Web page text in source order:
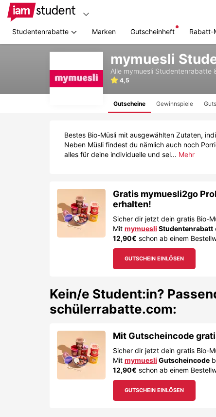
Studentenrabatte Marken Gutscheinheft Rabatt-
mymuesli
Alle mymuesli Studentenrabatte
4,5
Gutscheine Gewinnspiele
Bestes Bio-Müsli mit ausgewählten Zutaten,
Neben Müsli findest du nämlich auch noch
alles für deine individuelle und sel... Mehr
Gratis mymuesli2go
erhalten!
Sicher dir jetzt dein gratis Bio-
Mit mymuesli Studentenrabatt
12,90€ schon ab einem
GUTSCHEIN EINLÖSEN
Kein/e Student:in?
schülerrabatte.com:
Mit Gutscheincode
Sicher dir jetzt dein gratis Bio-
Mit mymuesli Gutscheincode
12,90€ schon ab einem
GUTSCHEIN EINLÖSEN